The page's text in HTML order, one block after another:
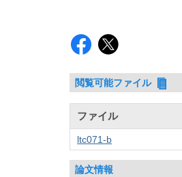
閲覧可能ファイル
ファイル
ltc071-b
論文情報